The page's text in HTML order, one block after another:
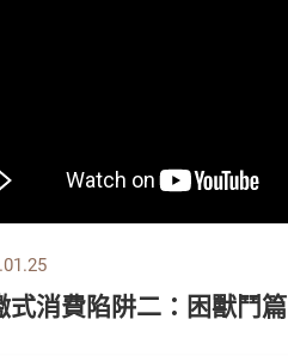
式消費陷阱二：困獸鬥篇